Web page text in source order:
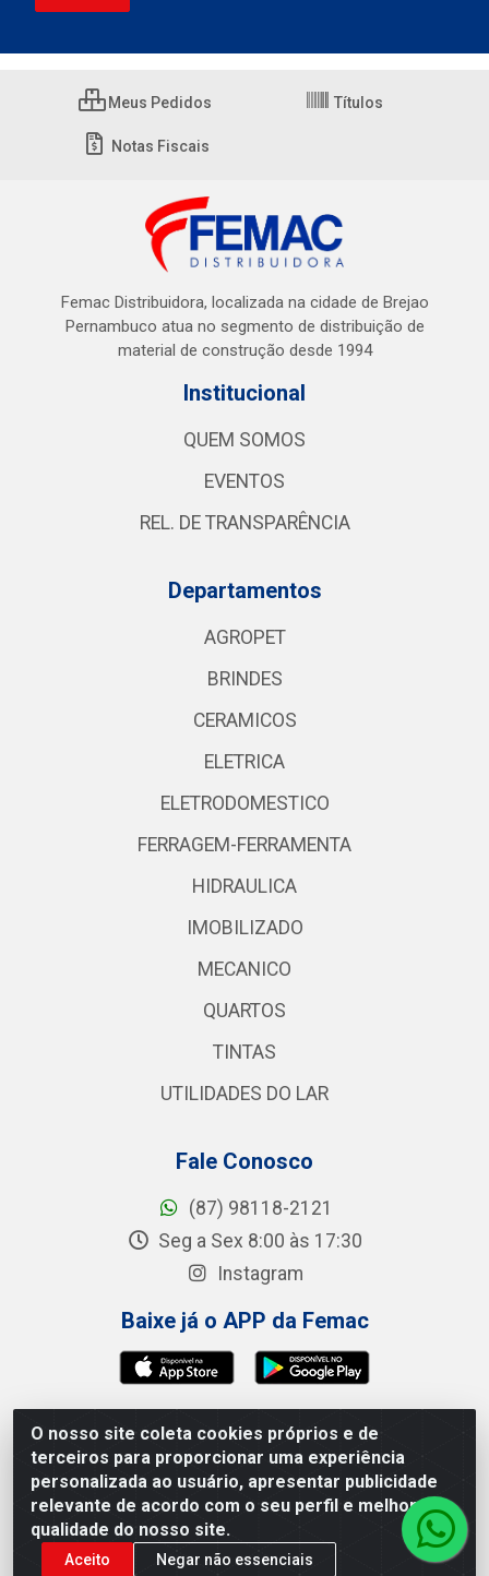
O nosso site coleta cookies próprios e de
terceiros para proporcionar uma experiência
personalizada ao usuário, apresentar publicidade
relevante de acordo com o seu perfil e melhorar a
qualidade do nosso site.
Aceito Negar não essenciais
Meus Pedidos Títulos
Notas Fiscais
Femac Distribuidora, localizada na cidade de Brejao
Pernambuco atua no segmento de distribuição de
material de construção desde 1994
Institucional
QUEM SOMOS
EVENTOS
REL. DE TRANSPARÊNCIA
Departamentos
AGROPET
BRINDES
CERAMICOS
ELETRICA
ELETRODOMESTICO
FERRAGEM-FERRAMENTA
HIDRAULICA
IMOBILIZADO
MECANICO
QUARTOS
TINTAS
UTILIDADES DO LAR
Fale Conosco
(87) 98118-2121
Seg a Sex 8:00 às 17:30
Instagram
Baixe já o APP da Femac
Femac Distribuidora - 1a Travessa Siqueira Campos,
100 - Centro, Brejão/PE - CEP 55.325-000 - CNPJ
09.266.030/0001-19